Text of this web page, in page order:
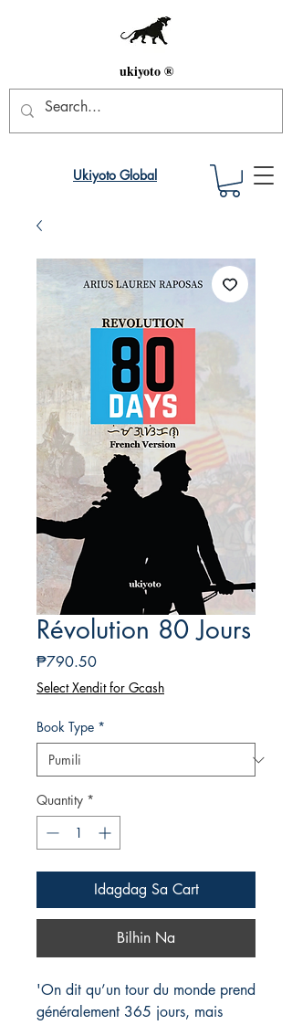
ukiyoto ®
Ukiyoto Global
Révolution 80 Jours
₱790.50Presyo
Select Xendit for Gcash
Book Type *
Quantity *
Idagdag Sa Cart
Bilhin Na
'On dit qu’un tour du monde prend
généralement 365 jours, mais